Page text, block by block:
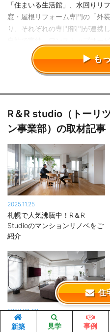
「住まいる生活館」、水回りリ
窓・屋根リフォーム専門の「外
り、それぞれの専門部門が連携
ト、スムーズで丁寧な施工を実
専門知識と経験を生かした
軒のプランについて、マンショ
資格を持つ経験豊富な営業担当
職人の視点から的確で柔軟な現
を出し合い、打ち合わせや情報
の希望に寄り沿った、満足度の
マンションリノベーション
ワンルームからファミリー向け
マンション・リノベーションを
一体化させたオープンスタイル
ナーのライフスタイルに合わせ
ンやバスルーム、洗面化粧台、
調を、一社完結で行います。
特に好評なのが、好みのデザイ
プラン。制限のあるマンション
とデザイン性を両立させながら
も
R＆R studio（トーリ
ン事業部）の取材記事
2025.11.25
札幌で人気沸騰中！R＆R
Studioのマンションリノベをご
紹介
2026.03.09
収納もインテリアも大満足なマ
新築 見学 事例
住